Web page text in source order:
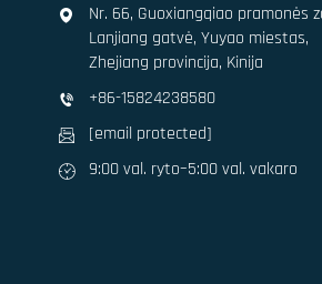
Nr. 66, Guoxiangqiao pramonės
Lanjiang gatvė, Yuyao miestas,
Zhejiang provincija, Kinija
+86-15824238580
[email protected]
9:00 val. ryto–5:00 val. vakaro